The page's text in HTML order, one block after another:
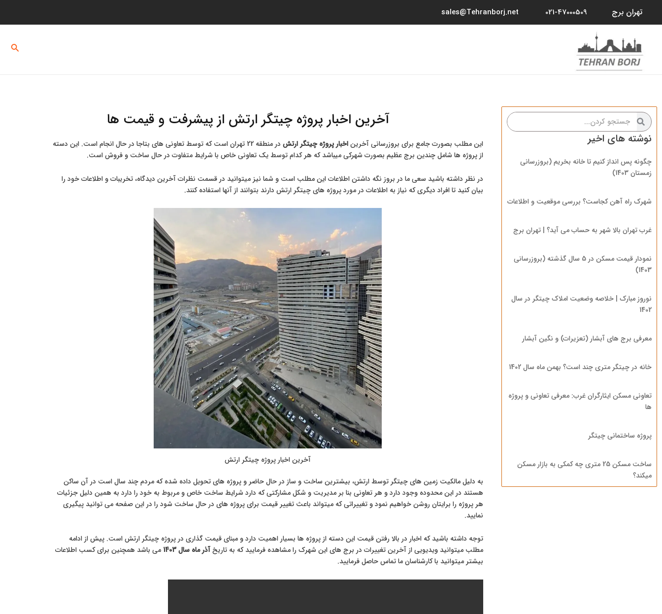
محتوا
تهران برج 021-47000509
sales@Tehranborj.net
جستجو
کردن
جستجو
کردن
نوشته های اخیر
چگونه پس انداز کنیم تا خانه بخریم (بروزرسانی
زمستان 1403)
شهرک راه آهن کجاست؟ بررسی موقعیت و اطلاعات
غرب تهران بالا شهر به حساب می آید؟ | تهران برج
نمودار قیمت مسکن در 5 سال گذشته (بروزرسانی
1403)
نوروز مبارک | خلاصه وضعیت املاک چیتگر در سال
1402
معرفی برج های آبشار (تعزیرات) و نگین آبشار
خانه در چیتگر متری چند است؟ بهمن ماه سال 1402
تعاونی مسکن ایثارگران غرب: معرفی تعاونی و پروژه
ها
پروژه ساختمانی چیتگر
ساخت مسکن 25 متری چه کمکی به بازار مسکن
میکند؟
آخرین اخبار پروژه چیتگر ارتش از پیشرفت و قیمت ها
این مطلب بصورت جامع برای بروزرسانی آخریناخبار پروژه چیتگر ارتش
در منطقه 22 تهران است که توسط تعاونی های بتاجا در حال انجام است. این دسته
از پروژه ها شامل چندین برج عظیم بصورت شهرکی میباشد که هر کدام توسط یک تعاونی خاص با شرایط متفاوت در حال ساخت و فروش است.
در نظر داشته باشید سعی ما در بروز نگه داشتن اطلاعات این مطلب است و شما نیز میتوانید در قسمت نظرات آخرین دیدگاه، تخریبات و اطلاعات خود را
بیان کنید تا افراد دیگری که نیاز به اطلاعات در مورد پروژه های چیتگر ارتش دارند بتوانند از آنها استفاده کنند.
آخرین اخبار پروژه چیتگر ارتش
به دلیل مالکیت زمین های چیتگر توسط ارتش، بیشترین ساخت و ساز در حال حاضر و پروژه های تحویل داده شده که مردم چند سال است در آن ساکن
هستند در این محدوده وجود دارد و هر تعاونی بنا بر مدیریت و شکل مشارکتی که دارد شرایط ساخت خاص و مربوط به خود را دارد به همین دلیل جزئیات
هر پروژه را برایتان روشن خواهیم نمود و تغییراتی که میتواند باعث تغییر قیمت برای پروژه های در حال ساخت شود را در این صفحه می توانید پیگیری
نمایید.
توجه داشته باشید که اخبار در بالا رفتن قیمت این دسته از پروژه ها بسیار اهمیت دارد و مبنای قیمت گذاری در پروژه چیتگر ارتش است. پیش از ادامه
مطلب میتوانید ویدیویی از آخرین تغییرات در برج های این شهرک را مشاهده فرمایید که به تاریخآذر ماه سال 1403
می باشد همچنین برای کسب اطلاعات
بیشتر میتوانید با کارشناسان ما تماس حاصل فرمایید.